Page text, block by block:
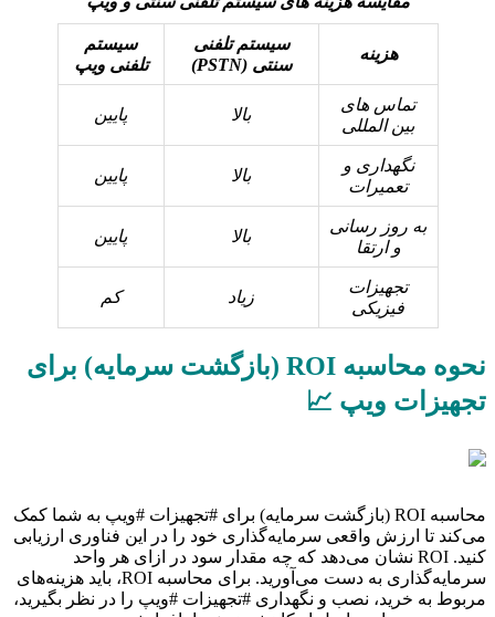
هزینه
سیستم تلفنی
سنتی (PSTN)
سیستم
تلفنی ویپ
تماس های
بین المللی
بالا پایین
نگهداری و
تعمیرات
بالا پایین
به روز رسانی
و ارتقا
بالا پایین
تجهیزات
فیزیکی
زیاد کم
نحوه محاسبه ROI (بازگشت سرمایه) برای
تجهیزات ویپ 📈
محاسبه ROI (بازگشت سرمایه) برای #تجهیزات #ویپ به شما کمک
می‌کند تا ارزش واقعی سرمایه‌گذاری خود را در این فناوری ارزیابی
کنید. ROI نشان می‌دهد که چه مقدار سود در ازای هر واحد
سرمایه‌گذاری به دست می‌آورید. برای محاسبه ROI، باید هزینه‌های
مربوط به خرید، نصب و نگهداری #تجهیزات #ویپ را در نظر بگیرید،